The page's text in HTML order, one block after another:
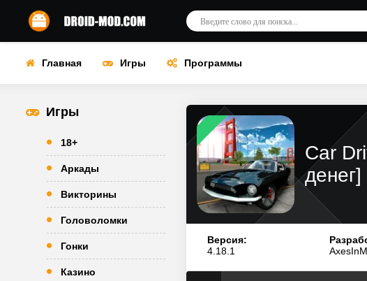
Главная Игры Программы
Игры
18+
Аркады
Викторины
Головоломки
Гонки
Казино
Car
Версия:
4.18.1